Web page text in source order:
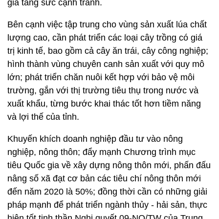
gia tăng sức cạnh tranh.
Bên cạnh việc tập trung cho vùng sản xuất lúa chất
lượng cao, cần phát triển các loại cây trồng có giá
trị kinh tế, bao gồm cả cây ăn trái, cây công nghiệp;
hình thành vùng chuyên canh sản xuất với quy mô
lớn; phát triển chăn nuôi kết hợp với bảo vệ môi
trường, gắn với thị trường tiêu thụ trong nước và
xuất khẩu, từng bước khai thác tốt hơn tiềm năng
và lợi thế của tỉnh.
Khuyến khích doanh nghiệp đầu tư vào nông
nghiệp, nông thôn; đẩy mạnh Chương trình mục
tiêu Quốc gia về xây dựng nông thôn mới, phấn đấu
nâng số xã đạt cơ bản các tiêu chí nông thôn mới
đến năm 2020 là 50%; đồng thời cần có những giải
pháp mạnh để phát triển ngành thủy - hải sản, thực